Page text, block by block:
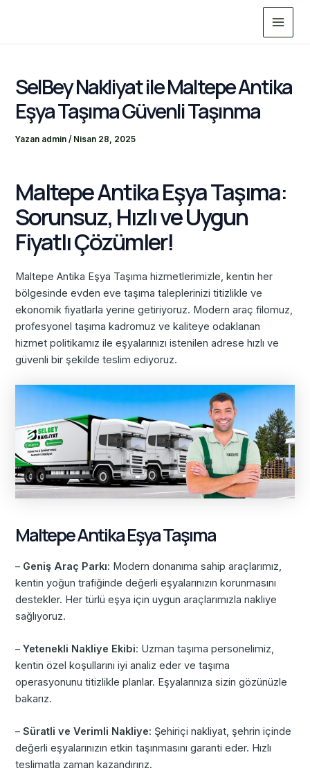
Main
Menu
SelBey Nakliyat ile Maltepe Antika
Eşya Taşıma Güvenli Taşınma
Yazan admin/ Nisan 28, 2025
Maltepe Antika Eşya Taşıma:
Sorunsuz, Hızlı ve Uygun
Fiyatlı Çözümler!
Maltepe Antika Eşya Taşıma hizmetlerimizle, kentin her
bölgesinde evden eve taşıma taleplerinizi titizlikle ve
ekonomik fiyatlarla yerine getiriyoruz. Modern araç filomuz,
profesyonel taşıma kadromuz ve kaliteye odaklanan
hizmet politikamız ile eşyalarınızı istenilen adrese hızlı ve
güvenli bir şekilde teslim ediyoruz.
Maltepe Antika Eşya Taşıma
– Geniş Araç Parkı: Modern donanıma sahip araçlarımız,
kentin yoğun trafiğinde değerli eşyalarınızın korunmasını
destekler. Her türlü eşya için uygun araçlarımızla nakliye
sağlıyoruz.
–Yetenekli Nakliye Ekibi: Uzman taşıma personelimiz,
kentin özel koşullarını iyi analiz eder ve taşıma
operasyonunu titizlikle planlar. Eşyalarınıza sizin gözünüzle
bakarız.
–Süratli ve Verimli Nakliye: Şehiriçi nakliyat, şehrin içinde
değerli eşyalarınızın etkin taşınmasını garanti eder. Hızlı
teslimatla zaman kazandırırız.